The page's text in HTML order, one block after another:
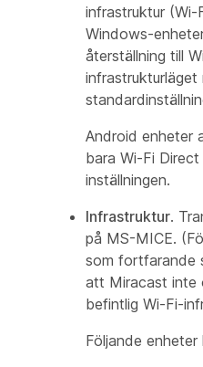
infrastruktur
Windows-
återställning till
Android enheter
bara Wi-Fi
inställningen.
Infrastruktur.
på MS-MICE.
som fortfarande
att Miracast inte
befintlig Wi-Fi-
Följande